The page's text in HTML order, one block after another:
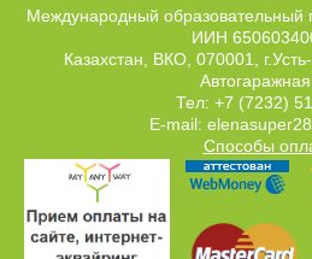
Международный образовательный
ИИН
Казахстан, ВКО, 070001,
Тел: +7 (7232)
E-mail:
Способы